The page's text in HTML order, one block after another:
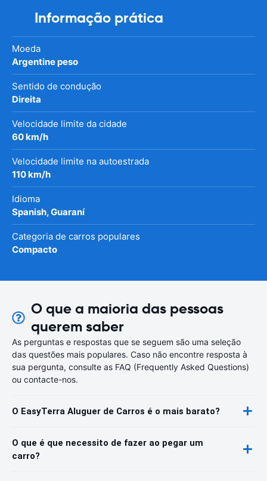
Informação prática
Moeda
Argentine peso
Sentido de condução
Direita
Velocidade limite da cidade
60 km/h
Velocidade limite na autoestrada
110 km/h
Idioma
Spanish, Guaraní
Categoria de carros populares
Compacto
O que a maioria das pessoas
querem saber
As perguntas e respostas que se seguem são uma seleção
das questões mais populares. Caso não encontre resposta à
sua pergunta, consulte as FAQ (Frequently Asked Questions)
ou contacte-nos.
O EasyTerra Aluguer de Carros é o mais barato?
O que é que necessito de fazer ao pegar um
carro?